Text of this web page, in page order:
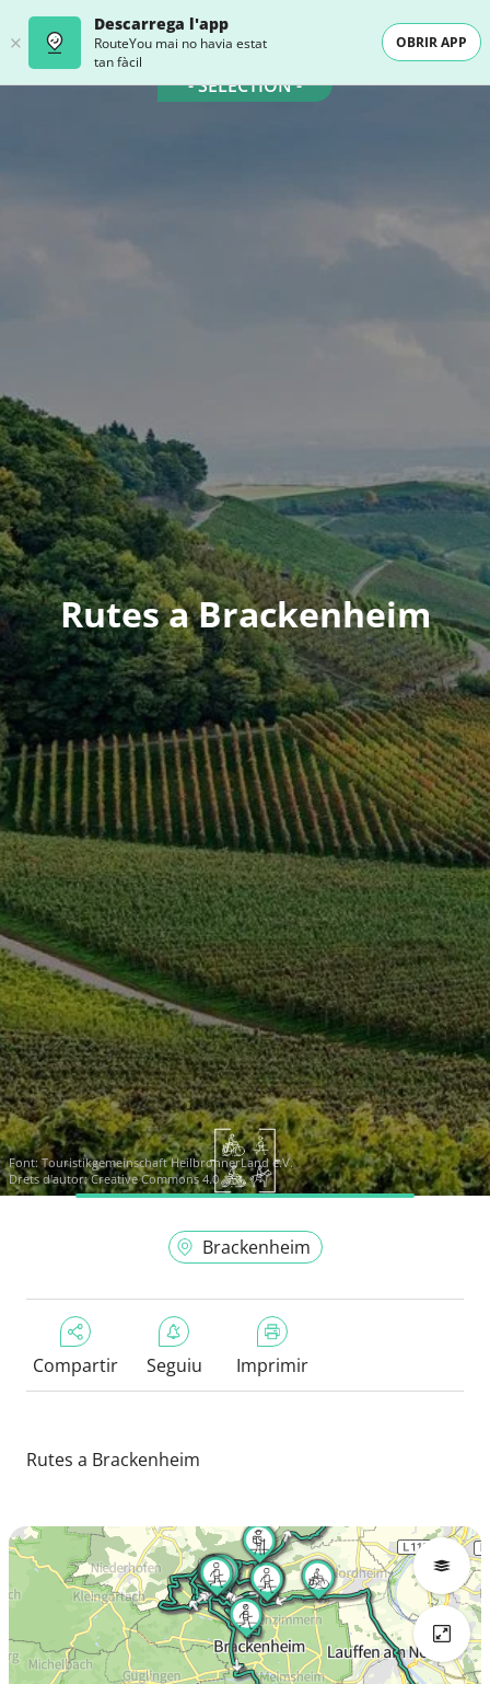
Descarrega l'app
RouteYou mai no havia estat
tan fàcil
OBRIR APP
- SELECTION -
Rutes a Brackenheim
Font:Touristikgemeinschaft HeilbronnerLand e.V.
Drets d'autor: Creative Commons 4.0
Brackenheim
Compartir Seguiu Imprimir
Rutes a Brackenheim